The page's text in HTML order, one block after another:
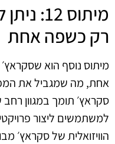
מיתוס
רק כשפה אחת
מיתוס נוסף הוא
אחת, מה שמגביל את
סקראץ׳ תומך במגוון
למשתמשים ליצור
הוויזואלית של סקראץ׳